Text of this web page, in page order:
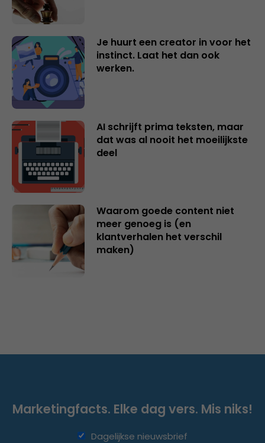
Je huurt een creator in voor het
instinct. Laat het dan ook
werken.
AI schrijft prima teksten, maar
dat was al nooit het moeilijkste
deel
Waarom goede content niet
meer genoeg is (en
klantverhalen het verschil
maken)
Marketingfacts. Elke dag vers. Mis niks!
Dagelijkse nieuwsbrief